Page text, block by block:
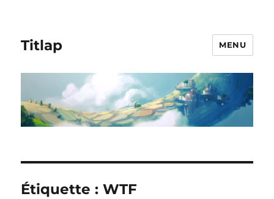
Titlap MENU
Étiquette :WTF